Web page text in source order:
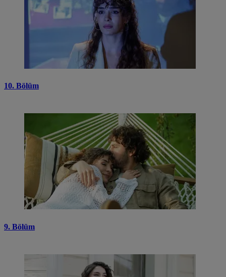
10. Bölüm
9. Bölüm